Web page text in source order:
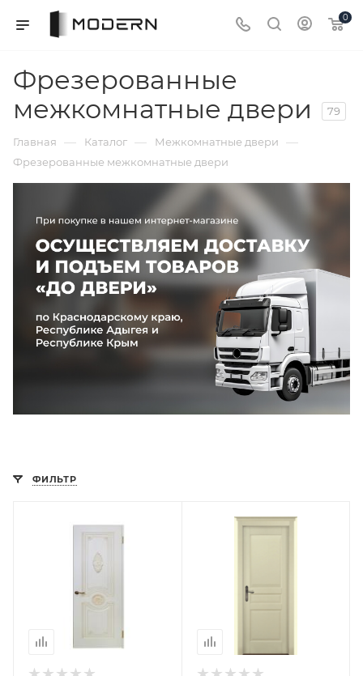
0
Фрезерованные
межкомнатные двери
79
Главная — Каталог — Межкомнатные двери —
Фрезерованные межкомнатные двери
ФИЛЬТР